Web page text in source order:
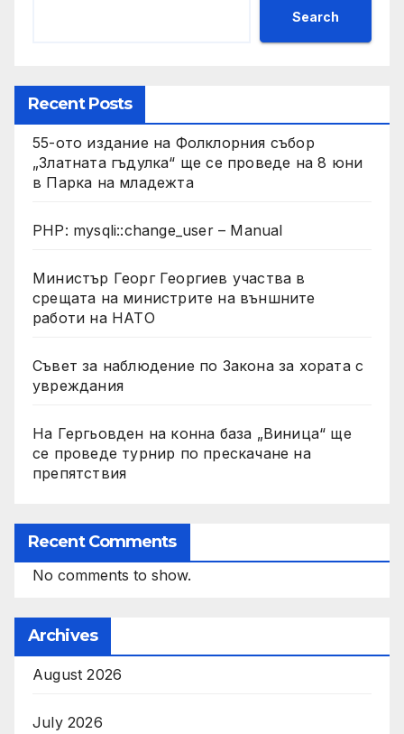
Search
Recent Posts
55-ото издание на Фолклорния събор
„Златната гъдулка“ ще се проведе на 8 юни
в Парка на младежта
PHP: mysqli::change_user – Manual
Министър Георг Георгиев участва в
срещата на министрите на външните
работи на НАТО
Съвет за наблюдение по Закона за хората с
увреждания
На Гергьовден на конна база „Виница“ ще
се проведе турнир по прескачане на
препятствия
Recent Comments
No comments to show.
Archives
August 2026
July 2026